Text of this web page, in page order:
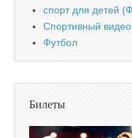
спорт для детей
Спортивный
Футбол
Билеты